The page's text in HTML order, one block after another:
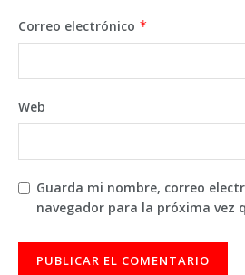
Correo electrónico *
Web
Guarda mi nombre, correo
navegador para la próxima vez